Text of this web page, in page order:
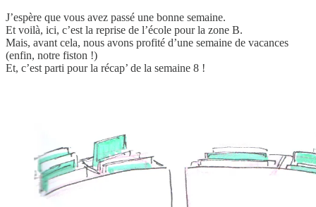
J’espère que vous avez passé une bonne semaine.
Et voilà, ici, c’est la reprise de l’école pour la zone B.
Mais, avant cela, nous avons profité d’une semaine de vacances
(enfin, notre fiston !)
Et, c’est parti pour la récap’ de la semaine 8 !